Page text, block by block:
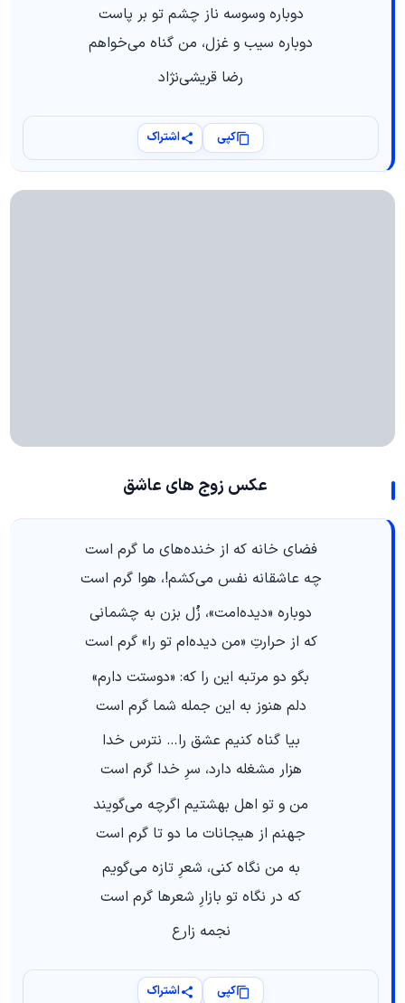
دوباره وسوسه ناز چشم تو بر پاست
دوباره سیب و غزل، من گناه می‌خواهم
رضا قریشی‌نژاد
کپی اشتراک
عکس زوج های عاشق
فضای خانه که از خنده‌های ما گرم است
چه عاشقانه نفس می‌کشم!، هوا گرم است
دوباره «دیده‌امت»، زُل بزن به چشمانی
که از حرارتِ «من دیده‌ام تو را» گرم است
بگو دو مرتبه این را که: «دوستت دارم»
دلم هنوز به این جمله شما گرم است
بیا گناه کنیم عشق را… نترس خدا
هزار مشغله دارد، سرِ خدا گرم است
من و تو اهل بهشتیم اگرچه می‌گویند
جهنم از هیجانات ما دو تا گرم است
به من نگاه کنی، شعرِ تازه می‌گویم
که در نگاه تو بازارِ شعرها گرم است
نجمه زارع
کپی اشتراک